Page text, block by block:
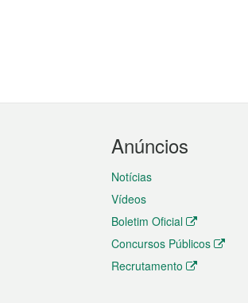
Anúncios
Notícias
Vídeos
Boletim Oficial
Concursos Públicos
Recrutamento